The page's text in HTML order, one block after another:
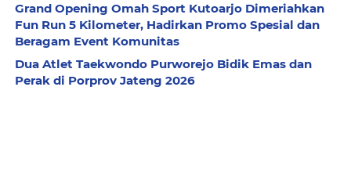
Grand Opening Omah Sport Kutoarjo Dimeriahkan
Fun Run 5 Kilometer, Hadirkan Promo Spesial dan
Beragam Event Komunitas
Dua Atlet Taekwondo Purworejo Bidik Emas dan
Perak di Porprov Jateng 2026